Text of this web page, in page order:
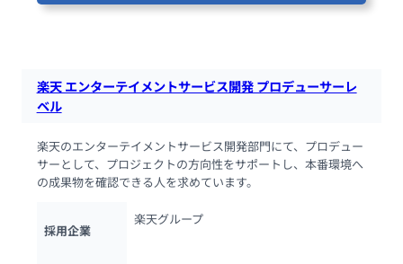
楽天 エンターテイメントサービス開発 プロデューサーレ
ベル
楽天のエンターテイメントサービス開発部門にて、プロデュー
サーとして、プロジェクトの方向性をサポートし、本番環境へ
の成果物を確認できる人を求めています。
採用企業
楽天グループ